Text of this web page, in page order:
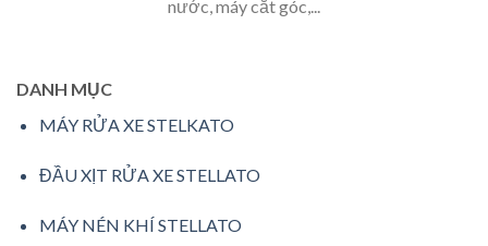
nước, máy cắt góc,...
DANH MỤC
MÁY RỬA XE STELKATO
ĐẦU XỊT RỬA XE STELLATO
MÁY NÉN KHÍ STELLATO